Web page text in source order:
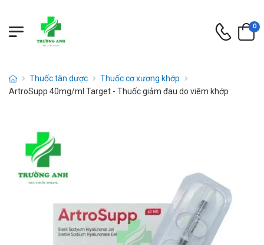
0
Thuốc tân dược
Thuốc cơ xương khớp
ArtroSupp 40mg/ml Target - Thuốc giảm đau do viêm khớp